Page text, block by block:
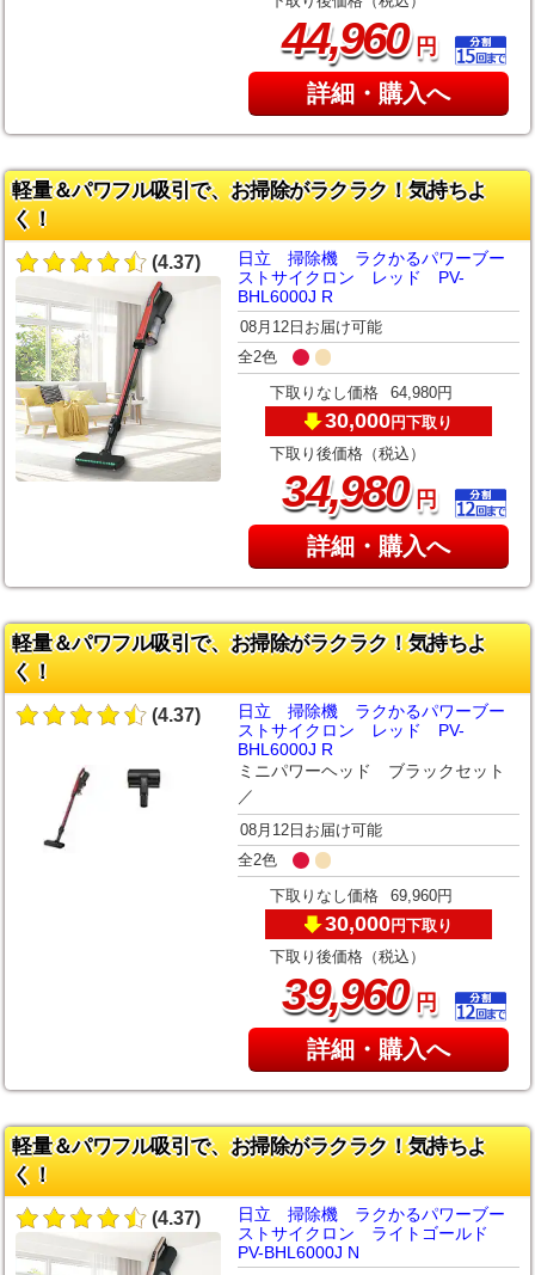
44,960円
詳細・購入へ
軽量＆パワフル吸引で、お掃除がラクラク！気持ちよ
く！
(4.37)
日立 掃除機 ラクかるパワーブー
ストサイクロン レッド PV-
BHL6000J R
08月12日お届け可能
全2色
下取りなし価格 64,980円
30,000円下取り
下取り後価格（税込）
34,980円
詳細・購入へ
軽量＆パワフル吸引で、お掃除がラクラク！気持ちよ
く！
(4.37)
日立 掃除機 ラクかるパワーブー
ストサイクロン レッド PV-
BHL6000J R
ミニパワーヘッド ブラックセット
／
08月12日お届け可能
全2色
下取りなし価格 69,960円
30,000円下取り
下取り後価格（税込）
39,960円
詳細・購入へ
軽量＆パワフル吸引で、お掃除がラクラク！気持ちよ
く！
(4.37)
日立 掃除機 ラクかるパワーブー
ストサイクロン ライトゴールド
PV-BHL6000J N